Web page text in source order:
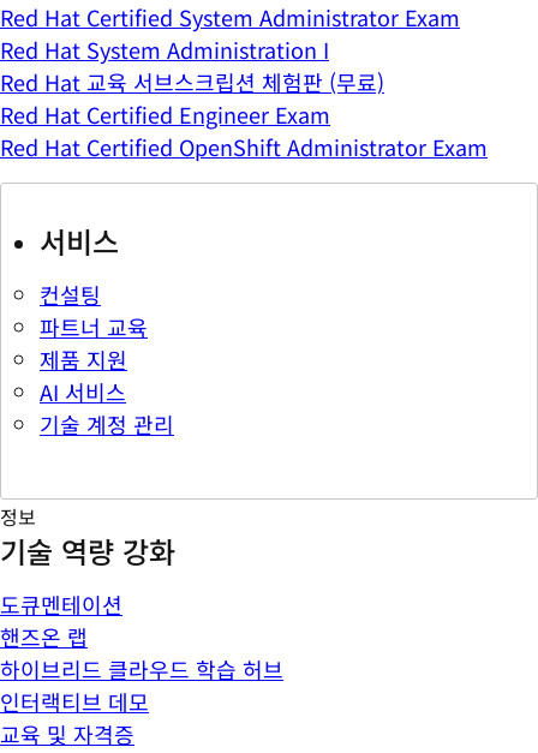
Red Hat Certified System Administrator Exam
Red Hat System Administration I
Red Hat 교육 서브스크립션 체험판 (무료)
Red Hat Certified Engineer Exam
Red Hat Certified OpenShift Administrator Exam
서비스
컨설팅
파트너 교육
제품 지원
AI 서비스
기술 계정 관리
정보
기술 역량 강화
도큐멘테이션
핸즈온 랩
하이브리드 클라우드 학습 허브
인터랙티브 데모
교육 및 자격증